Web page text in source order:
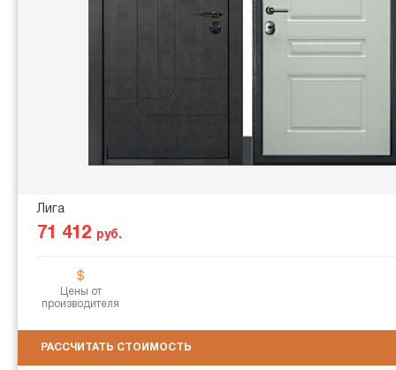
Лига
71 412 руб.
Цены от
производителя
РАССЧИТАТЬ СТОИМОСТЬ